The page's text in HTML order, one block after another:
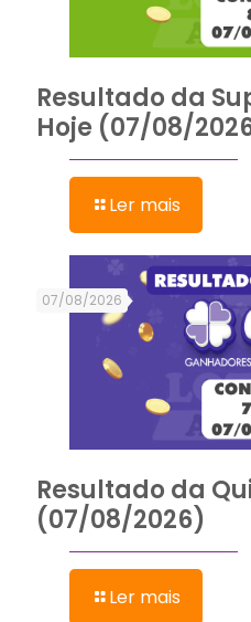
Resultado da
Hoje (07/08/
Ler mais
07/08/2026
Resultado da
(07/08/2026)
Ler mais